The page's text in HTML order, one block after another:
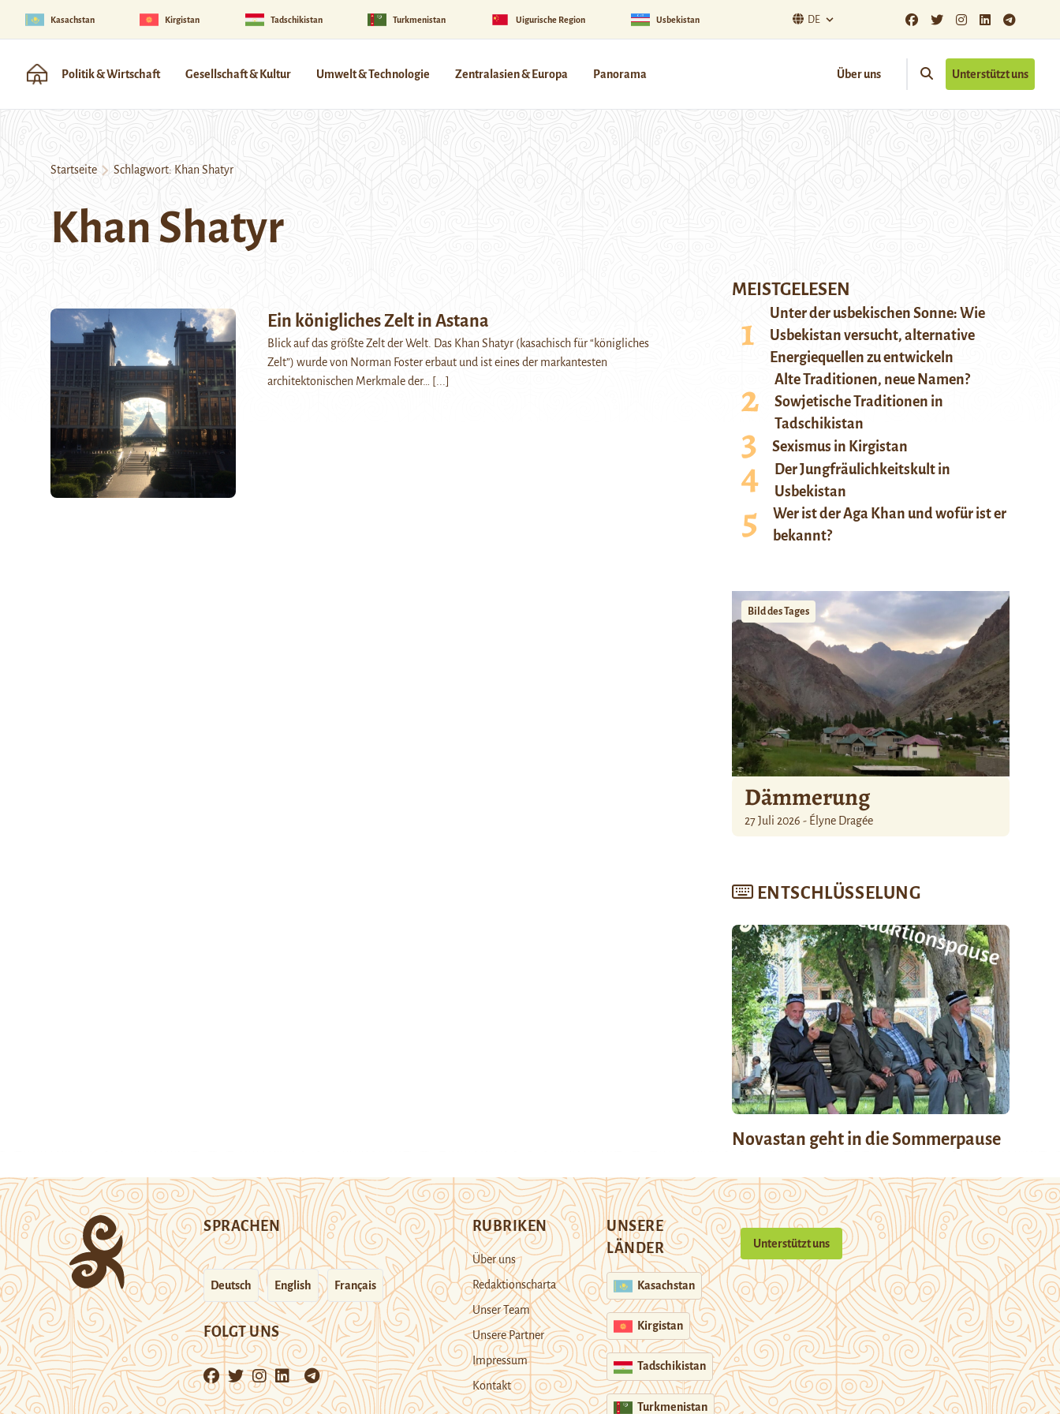
Kasachstan Kirgistan Tadschikistan Turkmenistan Uigurische Region Usbekistan DE
Politik & Wirtschaft Gesellschaft & Kultur Umwelt & Technologie Zentralasien & Europa Panorama Über uns Unterstützt uns
Startseite Schlagwort: Khan Shatyr
Khan Shatyr
Ein königliches Zelt in Astana
Blick auf das größte Zelt der Welt. Das Khan Shatyr (kasachisch für “königliches
Zelt”) wurde von Norman Foster erbaut und ist eines der markantesten
architektonischen Merkmale der…
[...]
MEISTGELESEN
Unter der usbekischen Sonne: Wie
Usbekistan versucht, alternative
Energiequellen zu entwickeln
Alte Traditionen, neue Namen?
Sowjetische Traditionen in
Tadschikistan
Sexismus in Kirgistan
Der Jungfräulichkeitskult in
Usbekistan
Wer ist der Aga Khan und wofür ist er
bekannt?
Bild des Tages
Dämmerung
27 Juli 2026 - Élyne Dragée
ENTSCHLÜSSELUNG
Novastan geht in die Sommerpause
SPRACHEN
Deutsch English Français
FOLGT UNS
RUBRIKEN
Über uns
Redaktionscharta
Unser Team
Unsere Partner
Impressum
Kontakt
UNSERE
LÄNDER
Kasachstan
Kirgistan
Tadschikistan
Turkmenistan
Unterstützt uns